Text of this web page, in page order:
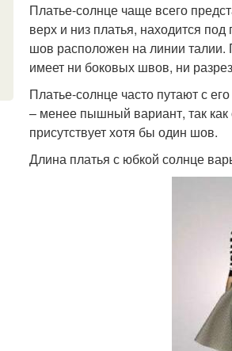
Платье-солнце чаще всего
верх и низ платья, находится
шов расположен на линии талии.
имеет ни боковых швов, ни
Платье-солнце часто путают с
– менее пышный вариант, так как
присутствует хотя бы один шов.
Длина платья с юбкой солнце